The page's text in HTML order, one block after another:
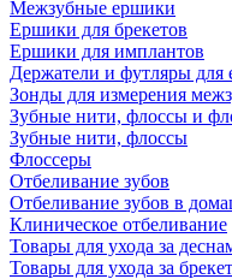
Межзубные ершики
Ершики для брекетов
Ершики для имплантов
Держатели и футляры для
Зонды для измерения
Зубные нити, флоссы и
Зубные нити, флоссы
Флоссеры
Отбеливание зубов
Отбеливание зубов в
Клиническое отбеливание
Товары для ухода за
Товары для ухода за